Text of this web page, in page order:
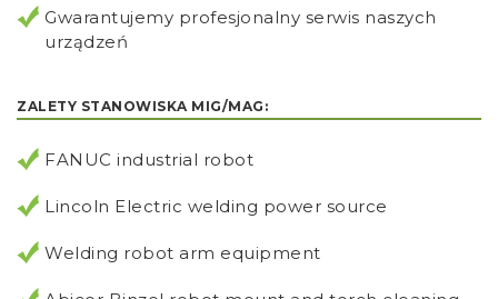
Gwarantujemy profesjonalny serwis naszych
urządzeń
ZALETY STANOWISKA MIG/MAG:
FANUC industrial robot
Lincoln Electric welding power source
Welding robot arm equipment